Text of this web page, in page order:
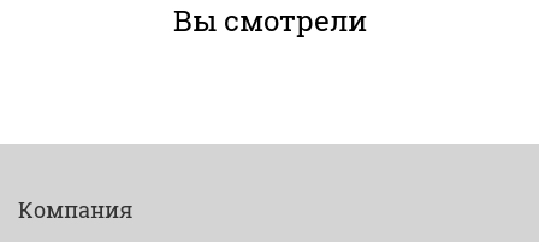
Вы смотрели
Компания